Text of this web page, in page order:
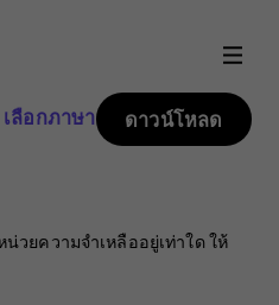
เลือกภาษา ดาวน์โหลด
วยความจำเหลืออยู่เท่าใด ให้